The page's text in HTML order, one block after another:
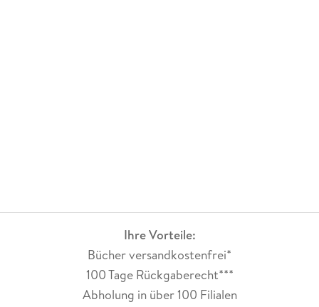
Ihre Vorteile:
Bücher versandkostenfrei*
100 Tage Rückgaberecht***
Abholung in über 100 Filialen